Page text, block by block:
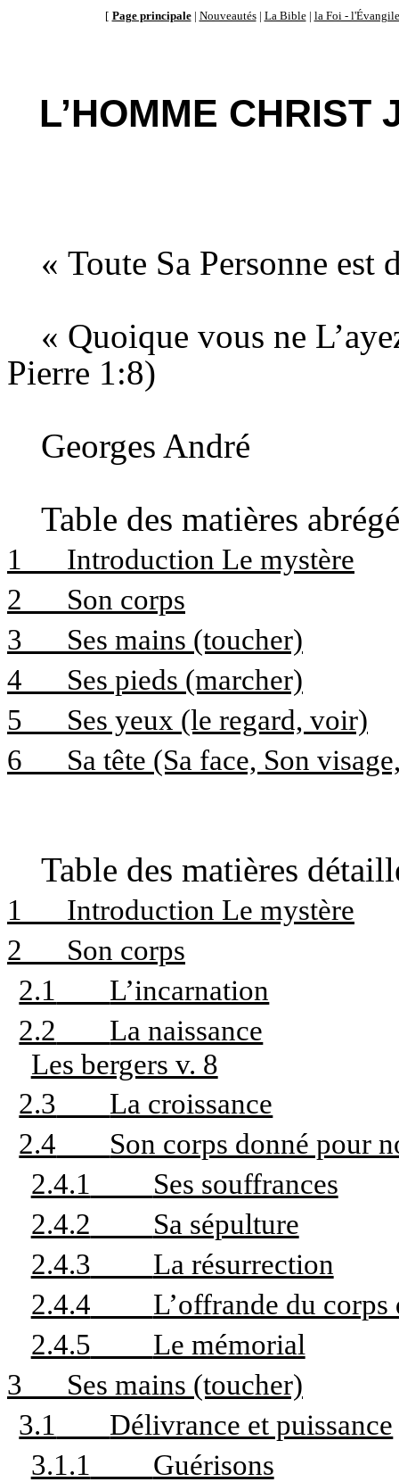
[ Page principale| Nouveautés| La Bible| la Foi - l'Évangile
L’HOMME
« Toute Sa Personne
« Quoique vous ne
Pierre 1:8)
Georges André
Table des matières
1
Introduction Le mystère
2
Son corps
3
Ses mains (toucher)
4
Ses pieds (marcher)
5
Ses yeux (le regard, voir)
6
Sa tête (Sa face, Son
Table des matières
1
Introduction Le mystère
2
Son corps
2.1
L’incarnation
2.2
La naissance
Les bergers v. 8
2.3
La croissance
2.4
Son corps donné pour
2.4.1
Ses souffrances
2.4.2
Sa sépulture
2.4.3
La résurrection
2.4.4
L’offrande du
2.4.5
Le mémorial
3
Ses mains (toucher)
3.1
Délivrance et puissance
3.1.1
Guérisons